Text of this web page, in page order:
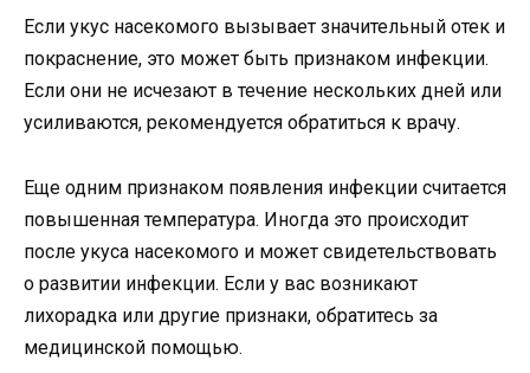
Если укус насекомого вызывает значительный отек и
покраснение, это может быть признаком инфекции.
Если они не исчезают в течение нескольких дней или
усиливаются, рекомендуется обратиться к врачу.
Еще одним признаком появления инфекции считается
повышенная температура. Иногда это происходит
после укуса насекомого и может свидетельствовать
о развитии инфекции. Если у вас возникают
лихорадка или другие признаки, обратитесь за
медицинской помощью.